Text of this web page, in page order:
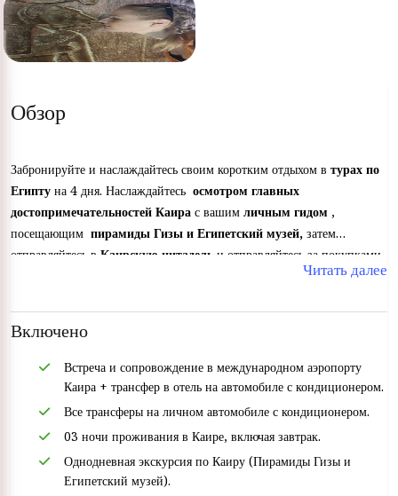
Обзор
Забронируйте и наслаждайтесь своим коротким отдыхом в турах по
Египту на 4 дня. Наслаждайтесь осмотром главных
достопримечательностей Каира с вашим личным гидом ,
посещающим пирамиды Гизы и Египетский музей, затем
отправляйтесь в Каирскую цитадель и отправляйтесь за покупками
. Проведите незабываемое время в своем
Читать далее
Включено
Встреча и сопровождение в международном аэропорту
Каира + трансфер в отель на автомобиле с кондиционером.
Все трансферы на личном автомобиле с кондиционером.
03 ночи проживания в Каире, включая завтрак.
Однодневная экскурсия по Каиру (Пирамиды Гизы и
Египетский музей).